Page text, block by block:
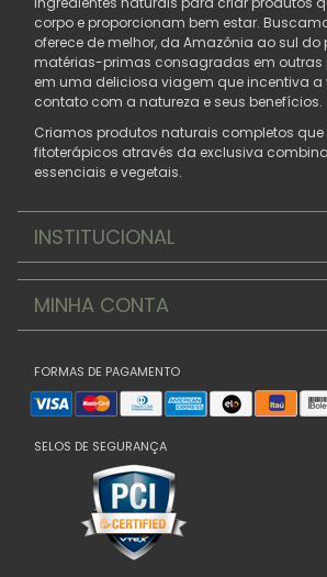
corpo e proporcionam bem estar.
oferece de melhor, da Amazônia ao sul do
matérias-primas consagradas em outras
em uma deliciosa viagem que incentiva a
contato com a natureza e seus benefícios.
Criamos produtos naturais completos
fitoterápicos através da exclusiva
essenciais e vegetais.
INSTITUCIONAL
MINHA CONTA
FORMAS DE PAGAMENTO
SELOS DE SEGURANÇA